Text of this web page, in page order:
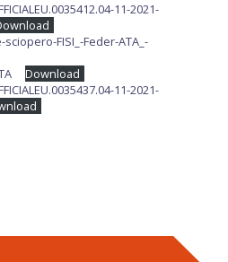
11-2021-
FISI_-Feder-ATA_-
Download
11-2021-